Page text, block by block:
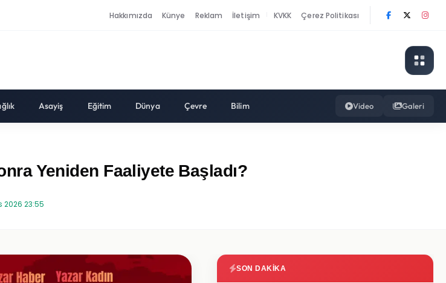
Hakkımızda Künye Reklam İletişim KVKK Çerez Politikası
Asayiş Eğitim Dünya Çevre Bilim Video Galeri
Yeniden Faaliyete Başladı?
2026 23:55
SON DAKIKA